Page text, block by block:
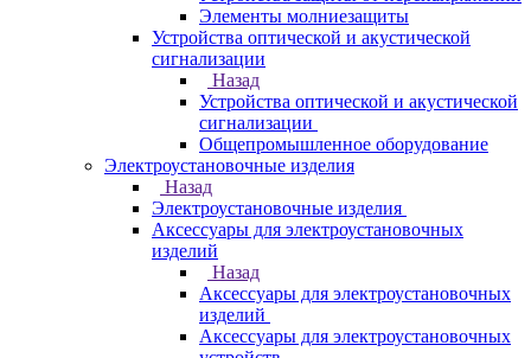
Элементы молниезащиты
Устройства оптической и акустической
сигнализации
Назад
Устройства оптической и акустической
сигнализации
Общепромышленное оборудование
Электроустановочные изделия
Назад
Электроустановочные изделия
Аксессуары для электроустановочных
изделий
Назад
Аксессуары для электроустановочных
изделий
Аксессуары для электроустановочных